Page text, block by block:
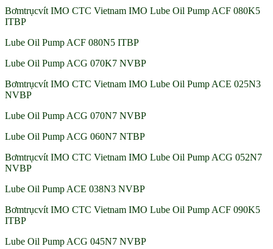
Bơmtrụcvít IMO CTC Vietnam IMO Lube Oil Pump ACF 080K5
ITBP
Lube Oil Pump ACF 080N5 ITBP
Lube Oil Pump ACG 070K7 NVBP
Bơmtrụcvít IMO CTC Vietnam IMO Lube Oil Pump ACE 025N3
NVBP
Lube Oil Pump ACG 070N7 NVBP
Lube Oil Pump ACG 060N7 NTBP
Bơmtrụcvít IMO CTC Vietnam IMO Lube Oil Pump ACG 052N7
NVBP
Lube Oil Pump ACE 038N3 NVBP
Bơmtrụcvít IMO CTC Vietnam IMO Lube Oil Pump ACF 090K5
ITBP
Lube Oil Pump ACG 045N7 NVBP